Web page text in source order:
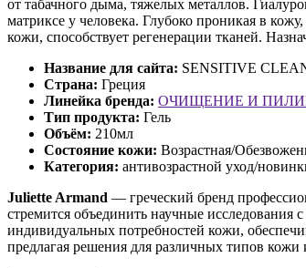
от табачного дыма, тяжелых металлов.
матриксе у человека. Глубоко проникая в
кожи, способствует регенерации тканей.
Название для сайта: SENSITIVE
Страна: Греция
Линейка бренда: ОЧИЩЕНИЕ И
Тип продукта: Гель
Объём: 210мл
Состояние кожи: Возрастная/
Категория: антивозрастной уход/
Juliette Armand — греческий бренд
стремится объединить научные исследования
индивидуальных потребностей кожи,
предлагая решения для различных типов кожи